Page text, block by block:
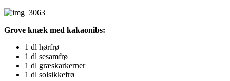
Grove knæk med kakaonibs:
1 dl hørfrø
1 dl sesamfrø
1 dl græskarkerner
1 dl solsikkefrø